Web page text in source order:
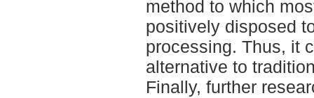
method to which
positively disposed
processing. Thus, it
alternative to
Finally, further